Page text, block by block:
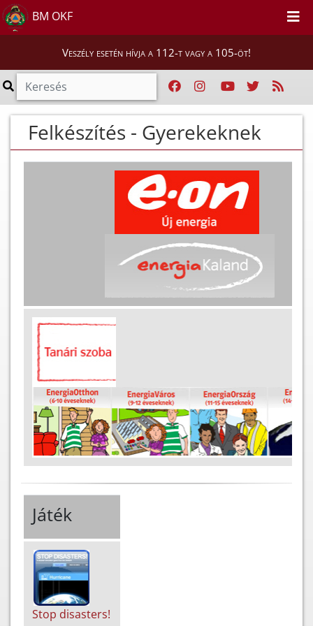
BM OKF
Veszély esetén hívja a 112-t vagy a 105-öt!
Felkészítés - Gyerekeknek
Játék
Stop disasters!